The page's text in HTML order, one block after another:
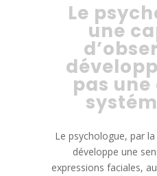
Le
une
pas
Le psychologue, par
développe une
expressions faciales,